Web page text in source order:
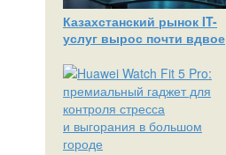
Казахстанский рынок IT-
услуг вырос почти вдвое